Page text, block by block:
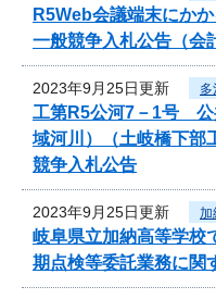
R5Web会議端末にか
一般競争入札公告（会
2023年9月25日更新 多
工第R5公河7－1号
域河川）（土岐橋下部
競争入札公告
2023年9月25日更新 加
岐阜県立加納高等学校
期点検等委託業務に関